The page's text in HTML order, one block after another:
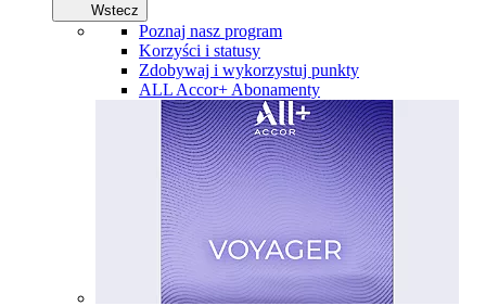
Wstecz
Poznaj nasz program
Korzyści i statusy
Zdobywaj i wykorzystuj punkty
ALL Accor+ Abonamenty